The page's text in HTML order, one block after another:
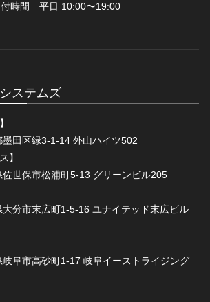
時間 平日 10:00〜19:00
ステムズ
田区緑3-1-14 外山ハイツ502
】
世保市松浦町5-13 グリーンビル205
分市末広町1-5-16 ユナイテッド末広ビル
阜市高砂町1-17 岐阜イーストライジング